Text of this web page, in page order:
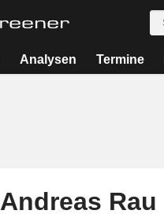
Analysen Termine
Andreas Rau